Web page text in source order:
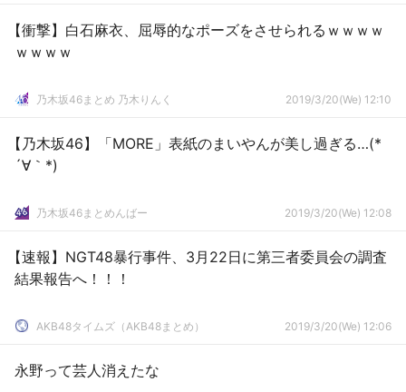
【衝撃】白石麻衣、屈辱的なポーズをさせられるｗｗｗｗ
ｗｗｗｗ
乃木坂46まとめ 乃木りんく 2019/3/20(We) 12:10
【乃木坂46】「MORE」表紙のまいやんが美し過ぎる…(*
´∀｀*)
乃木坂46まとめんばー 2019/3/20(We) 12:08
【速報】NGT48暴行事件、3月22日に第三者委員会の調査
結果報告へ！！！
AKB48タイムズ（AKB48まとめ） 2019/3/20(We) 12:06
永野って芸人消えたな